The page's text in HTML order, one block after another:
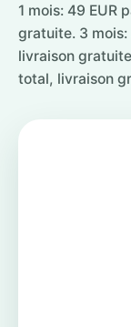
1 mois: 49 EUR
gratuite. 3 mois:
livraison
total, livraison